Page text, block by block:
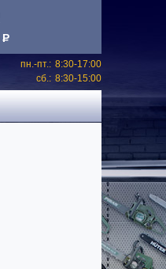
P
пн.-пт.: 8:30-17:00
сб.: 8:30-15:00